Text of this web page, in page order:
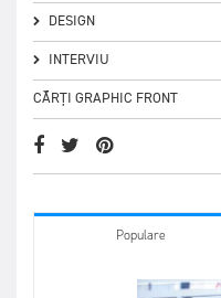
DESIGN
INTERVIU
CĂRȚI GRAPHIC FRONT
Populare